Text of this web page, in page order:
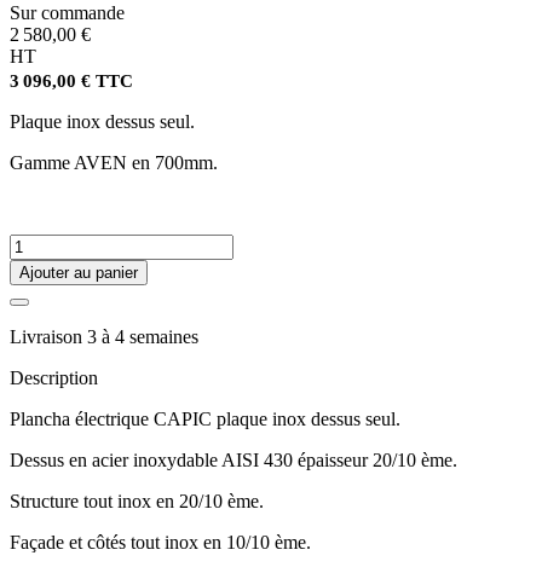
Sur commande
2 580,00 €
HT
3 096,00 € TTC
Plaque inox dessus seul.
Gamme AVEN en 700mm.
Ajouter au panier
Livraison 3 à 4 semaines
Description
Plancha électrique CAPIC plaque inox dessus seul.
Dessus en acier inoxydable AISI 430 épaisseur 20/10 ème.
Structure tout inox en 20/10 ème.
Façade et côtés tout inox en 10/10 ème.